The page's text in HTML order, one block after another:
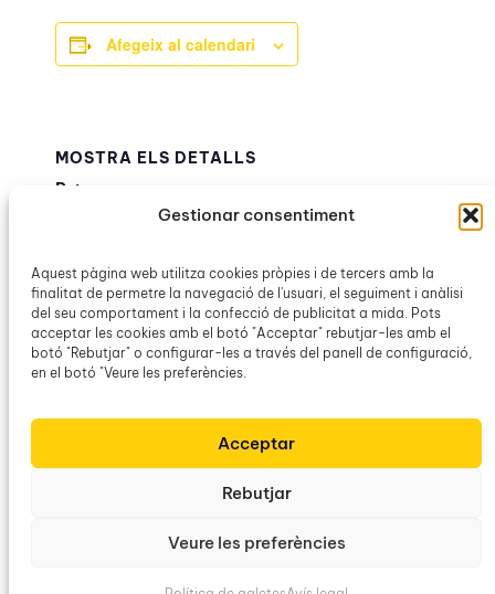
Gestionar consentiment
Aquest pàgina web utilitza cookies pròpies i de tercers amb la
finalitat de permetre la navegació de l'usuari, el seguiment i anàlisi
del seu comportament i la confecció de publicitat a mida. Pots
acceptar les cookies amb el botó "Acceptar" rebutjar-les amb el
botó "Rebutjar" o configurar-les a través del panell de configuració,
en el botó "Veure les preferències.
Acceptar
Rebutjar
Veure les preferències
Afegeix al calendari
MOSTRA ELS DETALLS
Data:
20:00h – 21:00h
Categories d’Esdeveniment:
Agrupació Cultural de Porreres,La Balanguera,
Obra Cultural Balear
Balanguera a Pere Garau